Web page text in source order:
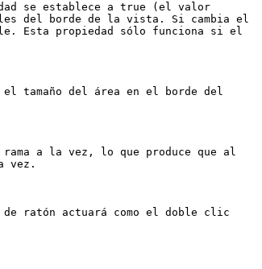
se establece a true (el valor
del borde de la vista. Si cambia el
Esta propiedad sólo funciona si el
tamaño del área en el borde del
a la vez, lo que produce que al
vez.
ratón actuará como el doble clic